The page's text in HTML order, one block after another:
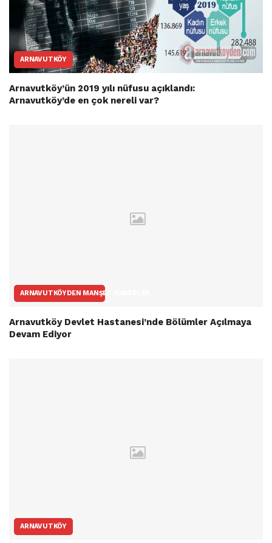
ARNAVUTKÖY
Arnavutköy’ün 2019 yılı nüfusu açıklandı:
Arnavutköy’de en çok nereli var?
ARNAVUTKÖYDEN MANŞET HABERLER
Arnavutköy Devlet Hastanesi’nde Bölümler Açılmaya
Devam Ediyor
ARNAVUTKÖY